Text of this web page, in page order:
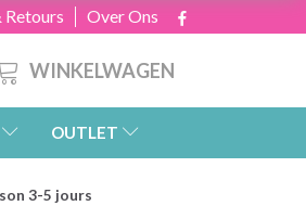
Over Ons
Retours
WINKELWAGEN
OUTLET
3-5 jours